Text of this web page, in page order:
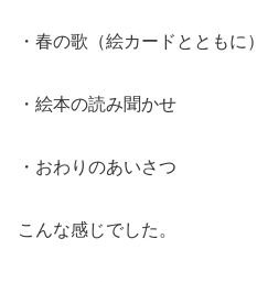
・春の歌（絵カードとともに）
・絵本の読み聞かせ
・おわりのあいさつ
こんな感じでした。